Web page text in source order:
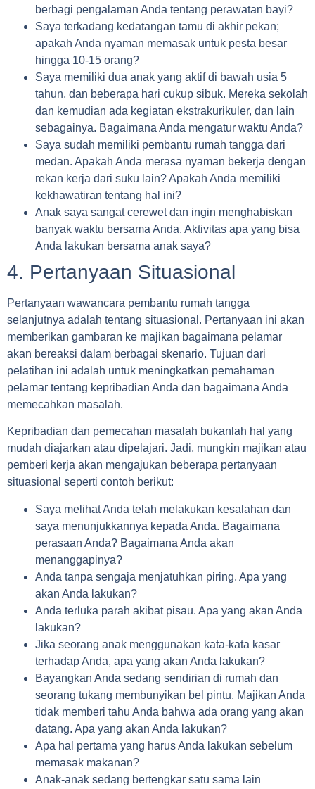
berbagi pengalaman Anda tentang perawatan bayi?
Saya terkadang kedatangan tamu di akhir pekan;
apakah Anda nyaman memasak untuk pesta besar
hingga 10-15 orang?
Saya memiliki dua anak yang aktif di bawah usia 5
tahun, dan beberapa hari cukup sibuk. Mereka sekolah
dan kemudian ada kegiatan ekstrakurikuler, dan lain
sebagainya. Bagaimana Anda mengatur waktu Anda?
Saya sudah memiliki pembantu rumah tangga dari
medan. Apakah Anda merasa nyaman bekerja dengan
rekan kerja dari suku lain? Apakah Anda memiliki
kekhawatiran tentang hal ini?
Anak saya sangat cerewet dan ingin menghabiskan
banyak waktu bersama Anda. Aktivitas apa yang bisa
Anda lakukan bersama anak saya?
4. Pertanyaan Situasional
Pertanyaan wawancara pembantu rumah tangga
selanjutnya adalah tentang situasional. Pertanyaan ini akan
memberikan gambaran ke majikan bagaimana pelamar
akan bereaksi dalam berbagai skenario. Tujuan dari
pelatihan ini adalah untuk meningkatkan pemahaman
pelamar tentang kepribadian Anda dan bagaimana Anda
memecahkan masalah.
Kepribadian dan pemecahan masalah bukanlah hal yang
mudah diajarkan atau dipelajari. Jadi, mungkin majikan atau
pemberi kerja akan mengajukan beberapa pertanyaan
situasional seperti contoh berikut:
Saya melihat Anda telah melakukan kesalahan dan
saya menunjukkannya kepada Anda. Bagaimana
perasaan Anda? Bagaimana Anda akan
menanggapinya?
Anda tanpa sengaja menjatuhkan piring. Apa yang
akan Anda lakukan?
Anda terluka parah akibat pisau. Apa yang akan Anda
lakukan?
Jika seorang anak menggunakan kata-kata kasar
terhadap Anda, apa yang akan Anda lakukan?
Bayangkan Anda sedang sendirian di rumah dan
seorang tukang membunyikan bel pintu. Majikan Anda
tidak memberi tahu Anda bahwa ada orang yang akan
datang. Apa yang akan Anda lakukan?
Apa hal pertama yang harus Anda lakukan sebelum
memasak makanan?
Anak-anak sedang bertengkar satu sama lain